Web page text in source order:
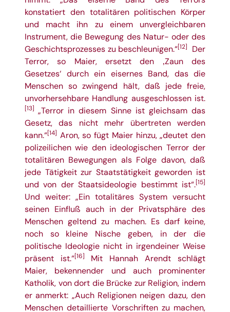
konstatiert den totalitären politischen Körper
und macht ihn zu einem unvergleichbaren
Instrument, die Bewegung des Natur- oder des
Geschichtsprozesses zu beschleunigen.“[12]
Der
Terror, so Maier, ersetzt den ‚Zaun des
Gesetzes‘ durch ein eisernes Band, das die
Menschen so zwingend hält, daß jede freie,
unvorhersehbare Handlung ausgeschlossen ist.
[13] „Terror in diesem Sinne ist gleichsam das
Gesetz, das nicht mehr übertreten werden
kann.“[14] Aron, so fügt Maier hinzu, „deutet den
polizeilichen wie den ideologischen Terror der
totalitären Bewegungen als Folge davon, daß
jede Tätigkeit zur Staatstätigkeit geworden ist
und von der Staatsideologie bestimmt ist“.[15]
Und weiter: „Ein totalitäres System versucht
seinen Einfluß auch in der Privatsphäre des
Menschen geltend zu machen. Es darf keine,
noch so kleine Nische geben, in der die
politische Ideologie nicht in irgendeiner Weise
präsent ist.“[16]
Mit Hannah Arendt schlägt
Maier, bekennender und auch prominenter
Katholik, von dort die Brücke zur Religion, indem
er anmerkt: „Auch Religionen neigen dazu, den
Menschen detaillierte Vorschriften zu machen,